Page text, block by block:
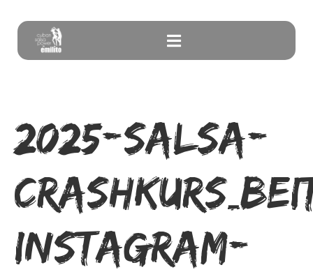
2025-Salsa-
Instagram-